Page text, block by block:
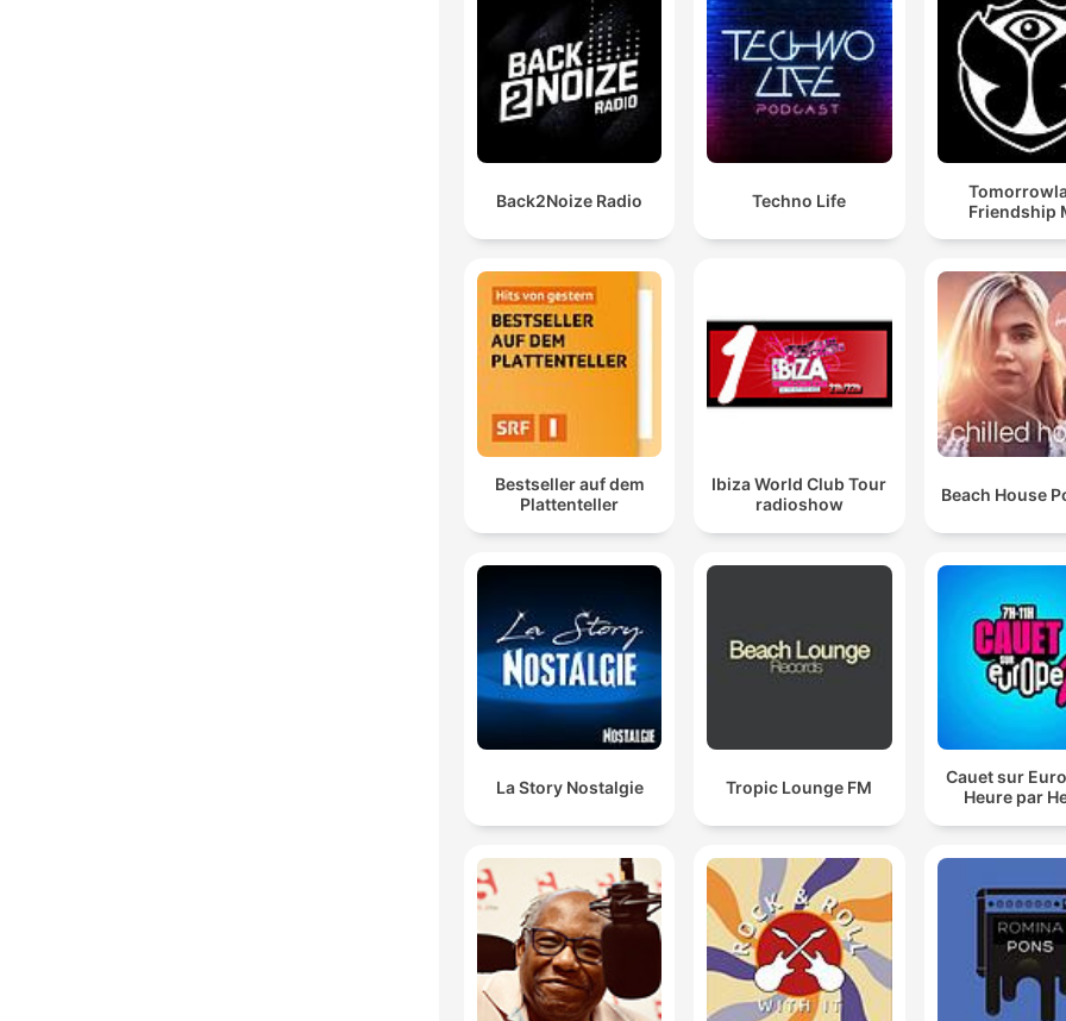
Back2Noize Radio Techno Life
Friendship
Bestseller auf dem
Plattenteller
Ibiza World Club Tour
radioshow
Beach House
La Story Nostalgie Tropic Lounge FM
Cauet sur
Heure par